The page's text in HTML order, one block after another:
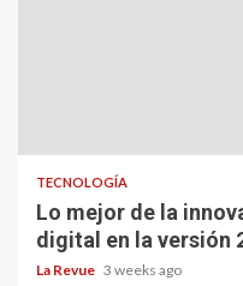
TECNOLOGÍA
Lo mejor de la
digital en la versión
La Revue 3 weeks ago